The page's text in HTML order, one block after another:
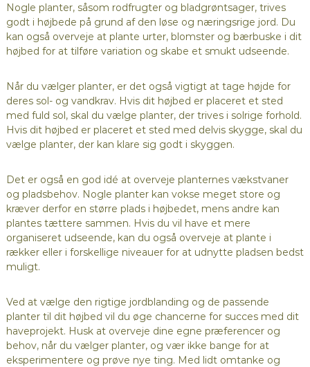
Nogle planter, såsom rodfrugter og bladgrøntsager, trives
godt i højbede på grund af den løse og næringsrige jord. Du
kan også overveje at plante urter, blomster og bærbuske i dit
højbed for at tilføre variation og skabe et smukt udseende.
Når du vælger planter, er det også vigtigt at tage højde for
deres sol- og vandkrav. Hvis dit højbed er placeret et sted
med fuld sol, skal du vælge planter, der trives i solrige forhold.
Hvis dit højbed er placeret et sted med delvis skygge, skal du
vælge planter, der kan klare sig godt i skyggen.
Det er også en god idé at overveje planternes vækstvaner
og pladsbehov. Nogle planter kan vokse meget store og
kræver derfor en større plads i højbedet, mens andre kan
plantes tættere sammen. Hvis du vil have et mere
organiseret udseende, kan du også overveje at plante i
rækker eller i forskellige niveauer for at udnytte pladsen bedst
muligt.
Ved at vælge den rigtige jordblanding og de passende
planter til dit højbed vil du øge chancerne for succes med dit
haveprojekt. Husk at overveje dine egne præferencer og
behov, når du vælger planter, og vær ikke bange for at
eksperimentere og prøve nye ting. Med lidt omtanke og